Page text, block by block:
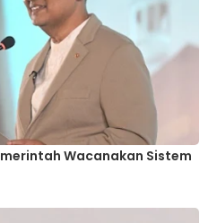
Wacanakan Sistem